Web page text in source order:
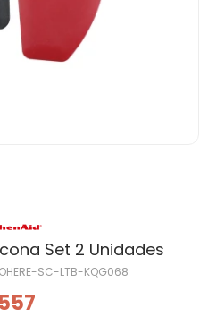
Set 2 Unidades
SC-LTB-KQG068
557